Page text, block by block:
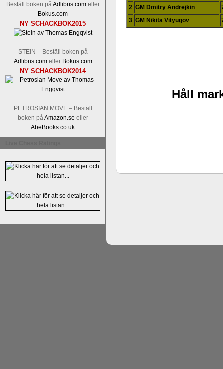
Beställ boken påAdlibris.comeller
Bokus.com
NY SCHACKBOK2015
STEIN – Beställ boken på
Adlibris.comeller Bokus.com
NY SCHACKBOK2014
PETROSIAN MOVE – Beställ
boken påAmazon.se eller
AbeBooks.co.uk
tacksamma och nöjda över alla de
2 GM Dmitry Andrejkin
3 GM Nikita Vityugov
Håll